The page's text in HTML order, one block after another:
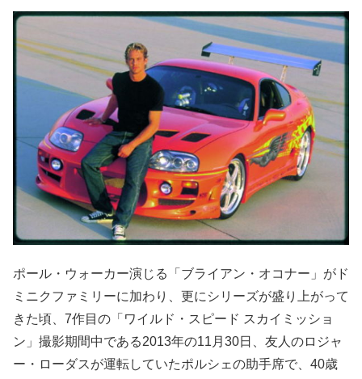
ポール・ウォーカー演じる「ブライアン・オコナー」がド
ミニクファミリーに加わり、更にシリーズが盛り上がって
きた頃、7作目の「ワイルド・スピード スカイミッショ
ン」撮影期間中である2013年の11月30日、友人のロジャ
ー・ローダスが運転していたポルシェの助手席で、40歳